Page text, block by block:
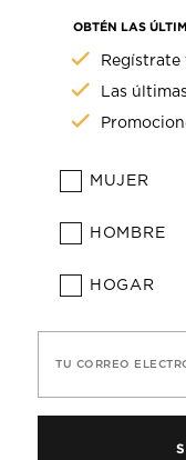
OBTÉN LAS
Las
MUJER
HOMBRE
HOGAR
TU CORREO